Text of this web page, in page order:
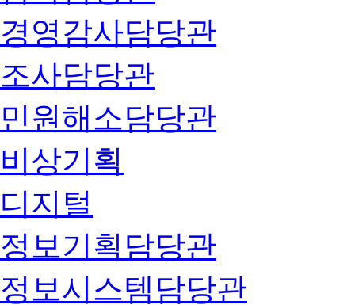
경영감사담당관
조사담당관
민원해소담당관
비상기획
디지털
정보기획담당관
정보시스템담당관